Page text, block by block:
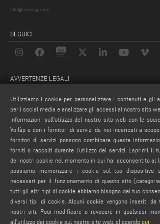
info@emmegi.com
SEGUICI
AVVERTENZE LEGALI
NOTE LEGALI
COMPLIANCE
COOKIE POLICY
CONDIZIONI GENERALI DI VENDITA
IMPOSTAZIONE COOKIES
CONDIZIONI GENERALI DI DISTRIBUZIONE
Utilizziamo i cookie per personalizzare i contenuti e gli
per i social media e analizzare gli accessi al nostro sito
informazioni sull'utilizzo del nostro sito web con le
Voilàp e con i fornitori di servizi da noi incaricati a
fornitori di servizi possono combinare queste
forniti o raccolti durante l'utilizzo dei servizi. Esprimi il
dei nostri cookie nel momento in cui hai acconsentito al
possiamo memorizzare i cookie sul tuo dispositivo
necessari per il funzionamento di questo sito
tutti gli altri tipi di cookie abbiamo bisogno del tuo
diversi tipi di cookie. Alcuni cookie vengono inseriti da
nostri siti. Puoi modificare o revocare in qualsiasi
all'utilizzo dei cookie sul nostro sito web, cliccando qui